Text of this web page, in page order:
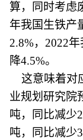
算，同时考虑
年我国生铁产
2.8%，2022
降4.5%。
这意味着对
业规划研究院
吨，同比减少
吨，同比减少